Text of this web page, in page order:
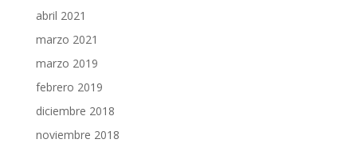
abril 2021
marzo 2021
marzo 2019
febrero 2019
diciembre 2018
noviembre 2018